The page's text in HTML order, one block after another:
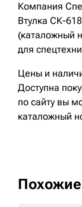
Компания
Втулка СК-
(каталожный
для
Цены и
Доступна
по сайту вы
каталожный